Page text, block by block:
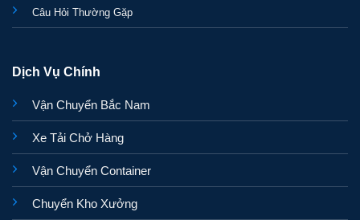
Câu Hỏi Thường Gặp
Dịch Vụ Chính
Vận Chuyển Bắc Nam
Xe Tải Chở Hàng
Vận Chuyển Container
Chuyển Kho Xưởng